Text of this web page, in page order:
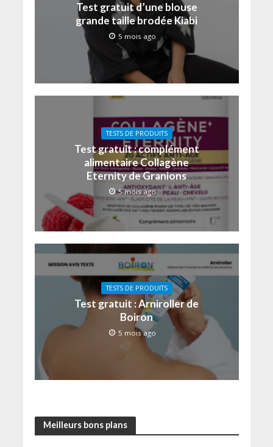
Test gratuit d’une blouse
grande taille brodée Kiabi
5 mois ago
TESTS DE PRODUITS
Test gratuit : complément
alimentaire Collagène
Eternity de Granions
5 mois ago
TESTS DE PRODUITS
Test gratuit : Arniroller de
Boiron
5 mois ago
Meilleurs bons plans